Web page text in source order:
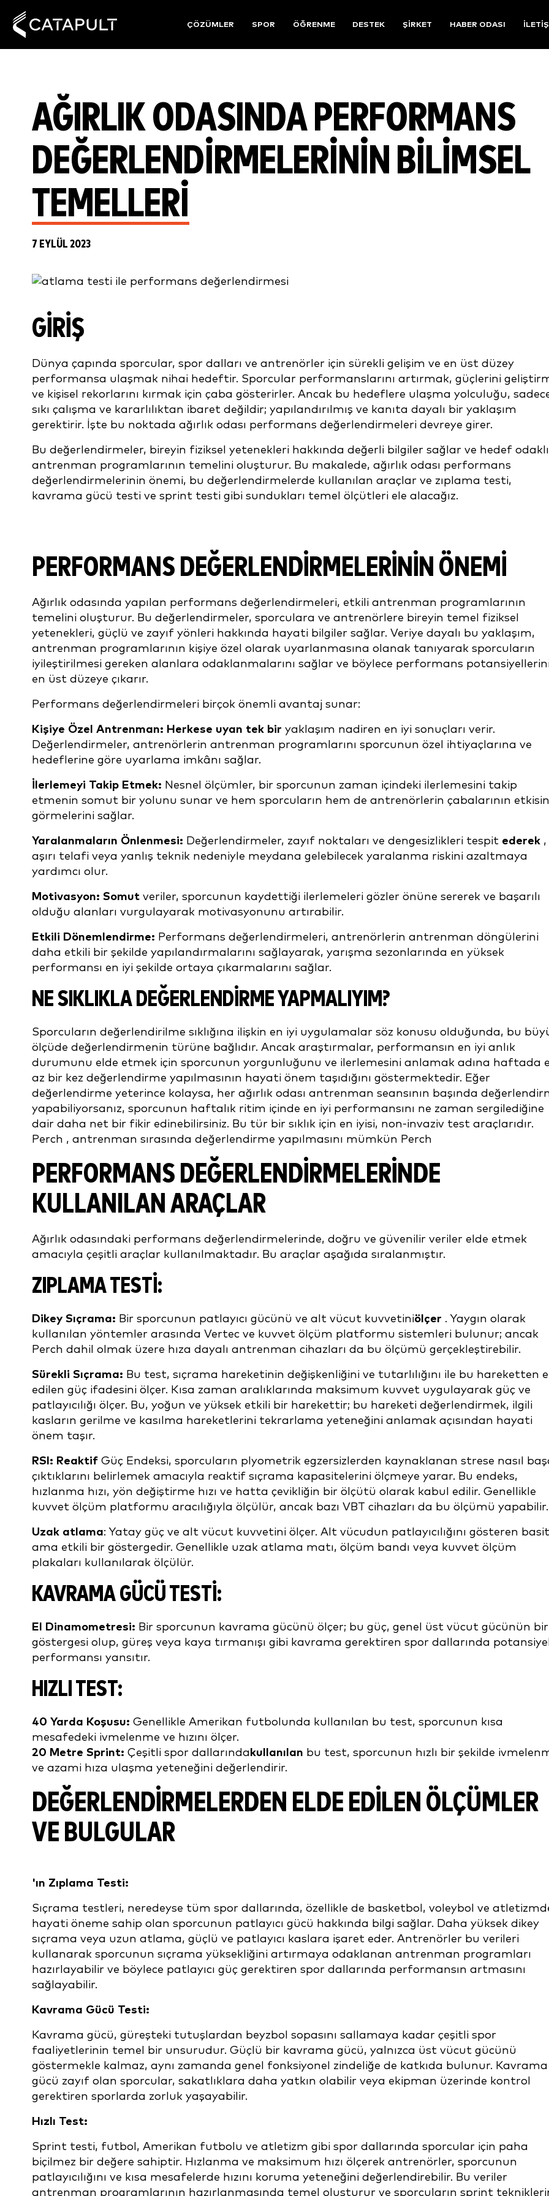
ÇÖZÜMLER SPOR ÖĞRENME DESTEK ŞIRKET HABER ODASI
AĞIRLIK ODASINDA PERFORMANS
DEĞERLENDIRMELERININ BILIMSEL
TEMELLERI
7 EYLÜL 2023
GIRIŞ
Dünya çapında sporcular, spor dalları ve antrenörler için sürekli gelişim ve en üst düzey
performansa ulaşmak nihai hedeftir. Sporcular performanslarını artırmak, güçlerini
ve kişisel rekorlarını kırmak için çaba gösterirler. Ancak bu hedeflere ulaşma yolculuğu,
sıkı çalışma ve kararlılıktan ibaret değildir; yapılandırılmış ve kanıta dayalı bir yaklaşım
gerektirir. İşte bu noktada ağırlık odası performans değerlendirmeleri devreye girer.
Bu değerlendirmeler, bireyin fiziksel yetenekleri hakkında değerli bilgiler sağlar ve hedef odaklı
antrenman programlarının temelini oluşturur. Bu makalede, ağırlık odası performans
değerlendirmelerinin önemi, bu değerlendirmelerde kullanılan araçlar ve zıplama testi,
kavrama gücü testi ve sprint testi gibi sundukları temel ölçütleri ele alacağız.
PERFORMANS DEĞERLENDIRMELERININ ÖNEMI
Ağırlık odasında yapılan performans değerlendirmeleri, etkili antrenman programlarının
temelini oluşturur. Bu değerlendirmeler, sporculara ve antrenörlere bireyin temel fiziksel
yetenekleri, güçlü ve zayıf yönleri hakkında hayati bilgiler sağlar. Veriye dayalı bu yaklaşım,
antrenman programlarının kişiye özel olarak uyarlanmasına olanak tanıyarak sporcuların
iyileştirilmesi gereken alanlara odaklanmalarını sağlar ve böylece performans
en üst düzeye çıkarır.
Performans değerlendirmeleri birçok önemli avantaj sunar:
Kişiye Özel Antrenman: Herkese uyan tek bir yaklaşım nadiren en iyi sonuçları verir.
Değerlendirmeler, antrenörlerin antrenman programlarını sporcunun özel ihtiyaçlarına ve
hedeflerine göre uyarlama imkânı sağlar.
İlerlemeyi Takip Etmek: Nesnel ölçümler, bir sporcunun zaman içindeki ilerlemesini takip
etmenin somut bir yolunu sunar ve hem sporcuların hem de antrenörlerin çabalarının
görmelerini sağlar.
Yaralanmaların Önlenmesi: Değerlendirmeler, zayıf noktaları ve dengesizlikleri tespit ederek ,
aşırı telafi veya yanlış teknik nedeniyle meydana gelebilecek yaralanma riskini azaltmaya
yardımcı olur.
Motivasyon: Somut veriler, sporcunun kaydettiği ilerlemeleri gözler önüne sererek ve başarılı
olduğu alanları vurgulayarak motivasyonunu artırabilir.
Etkili Dönemlendirme: Performans değerlendirmeleri, antrenörlerin antrenman döngülerini
daha etkili bir şekilde yapılandırmalarını sağlayarak, yarışma sezonlarında en yüksek
performansı en iyi şekilde ortaya çıkarmalarını sağlar.
NE SIKLIKLA DEĞERLENDIRME YAPMALIYIM?
Sporcuların değerlendirilme sıklığına ilişkin en iyi uygulamalar söz konusu olduğunda, bu
ölçüde değerlendirmenin türüne bağlıdır. Ancak araştırmalar, performansın en iyi anlık
durumunu elde etmek için sporcunun yorgunluğunu ve ilerlemesini anlamak adına haftada
az bir kez değerlendirme yapılmasının hayati önem taşıdığını göstermektedir. Eğer
değerlendirme yeterince kolaysa, her ağırlık odası antrenman seansının başında
yapabiliyorsanız, sporcunun haftalık ritim içinde en iyi performansını ne zaman sergilediğine
dair daha net bir fikir edinebilirsiniz. Bu tür bir sıklık için en iyisi, non-invaziv test araçlarıdır.
Perch , antrenman sırasında değerlendirme yapılmasını mümkün Perch
PERFORMANS DEĞERLENDIRMELERINDE
KULLANILAN ARAÇLAR
Ağırlık odasındaki performans değerlendirmelerinde, doğru ve güvenilir veriler elde etmek
amacıyla çeşitli araçlar kullanılmaktadır. Bu araçlar aşağıda sıralanmıştır.
ZIPLAMA TESTI:
Dikey Sıçrama: Bir sporcunun patlayıcı gücünü ve alt vücut kuvvetiniölçer . Yaygın olarak
kullanılan yöntemler arasında Vertec ve kuvvet ölçüm platformu sistemleri bulunur; ancak
Perch dahil olmak üzere hıza dayalı antrenman cihazları da bu ölçümü gerçekleştirebilir.
Sürekli Sıçrama: Bu test, sıçrama hareketinin değişkenliğini ve tutarlılığını ile bu hareketten
edilen güç ifadesini ölçer. Kısa zaman aralıklarında maksimum kuvvet uygulayarak güç ve
patlayıcılığı ölçer. Bu, yoğun ve yüksek etkili bir harekettir; bu hareketi değerlendirmek, ilgili
kasların gerilme ve kasılma hareketlerini tekrarlama yeteneğini anlamak açısından hayati
önem taşır.
RSI: Reaktif Güç Endeksi, sporcuların plyometrik egzersizlerden kaynaklanan strese nasıl
çıktıklarını belirlemek amacıyla reaktif sıçrama kapasitelerini ölçmeye yarar. Bu endeks,
hızlanma hızı, yön değiştirme hızı ve hatta çevikliğin bir ölçütü olarak kabul edilir. Genellikle
kuvvet ölçüm platformu aracılığıyla ölçülür, ancak bazı VBT cihazları da bu ölçümü yapabilir.
Uzak atlama: Yatay güç ve alt vücut kuvvetini ölçer. Alt vücudun patlayıcılığını gösteren basit
ama etkili bir göstergedir. Genellikle uzak atlama matı, ölçüm bandı veya kuvvet ölçüm
plakaları kullanılarak ölçülür.
KAVRAMA GÜCÜ TESTI:
El Dinamometresi: Bir sporcunun kavrama gücünü ölçer; bu güç, genel üst vücut gücünün bir
göstergesi olup, güreş veya kaya tırmanışı gibi kavrama gerektiren spor dallarında
performansı yansıtır.
HIZLI TEST:
40 Yarda Koşusu: Genellikle Amerikan futbolunda kullanılan bu test, sporcunun kısa
mesafedeki ivmelenme ve hızını ölçer.
20 Metre Sprint: Çeşitli spor dallarında kullanılan bu test, sporcunun hızlı bir şekilde
ve azami hıza ulaşma yeteneğini değerlendirir.
DEĞERLENDIRMELERDEN ELDE EDILEN ÖLÇÜMLER
VE BULGULAR
'ın Zıplama Testi:
Sıçrama testleri, neredeyse tüm spor dallarında, özellikle de basketbol, voleybol ve
hayati öneme sahip olan sporcunun patlayıcı gücü hakkında bilgi sağlar. Daha yüksek dikey
sıçrama veya uzun atlama, güçlü ve patlayıcı kaslara işaret eder. Antrenörler bu verileri
kullanarak sporcunun sıçrama yüksekliğini artırmaya odaklanan antrenman programları
hazırlayabilir ve böylece patlayıcı güç gerektiren spor dallarında performansın artmasını
sağlayabilir.
Kavrama Gücü Testi:
Kavrama gücü, güreşteki tutuşlardan beyzbol sopasını sallamaya kadar çeşitli spor
faaliyetlerinin temel bir unsurudur. Güçlü bir kavrama gücü, yalnızca üst vücut gücünü
göstermekle kalmaz, aynı zamanda genel fonksiyonel zindeliğe de katkıda bulunur. Kavrama
gücü zayıf olan sporcular, sakatlıklara daha yatkın olabilir veya ekipman üzerinde kontrol
gerektiren sporlarda zorluk yaşayabilir.
Hızlı Test:
Sprint testi, futbol, Amerikan futbolu ve atletizm gibi spor dallarında sporcular için paha
biçilmez bir değere sahiptir. Hızlanma ve maksimum hızı ölçerek antrenörler, sporcunun
patlayıcılığını ve kısa mesafelerde hızını koruma yeteneğini değerlendirebilir. Bu veriler
antrenman programlarının hazırlanmasında temel oluşturur ve sporcuların sprint